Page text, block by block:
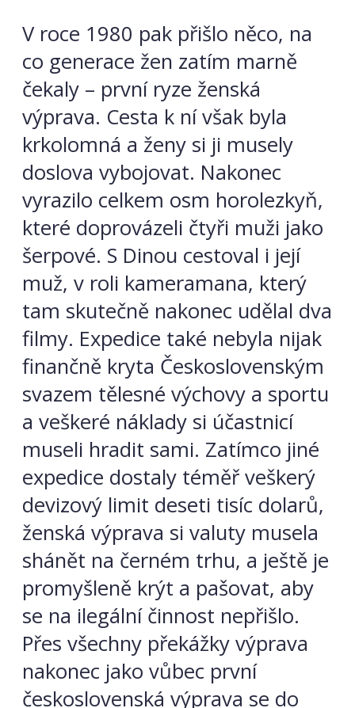
V roce 1980 pak přišlo něco, na
co generace žen zatím marně
čekaly – první ryze ženská
výprava. Cesta k ní však byla
krkolomná a ženy si ji musely
doslova vybojovat. Nakonec
vyrazilo celkem osm horolezkyň,
které doprovázeli čtyři muži jako
šerpové. S Dinou cestoval i její
muž, v roli kameramana, který
tam skutečně nakonec udělal dva
filmy. Expedice také nebyla nijak
finančně kryta Československým
svazem tělesné výchovy a sportu
a veškeré náklady si účastnicí
museli hradit sami. Zatímco jiné
expedice dostaly téměř veškerý
devizový limit deseti tisíc dolarů,
ženská výprava si valuty musela
shánět na černém trhu, a ještě je
promyšleně krýt a pašovat, aby
se na ilegální činnost nepřišlo.
Přes všechny překážky výprava
nakonec jako vůbec první
československá výprava se do